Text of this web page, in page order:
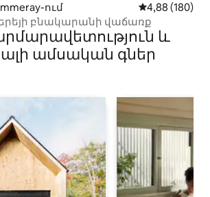
ում Միջին
4,88 (180)
բնակարանի վաճառք
և
ամսական գներ